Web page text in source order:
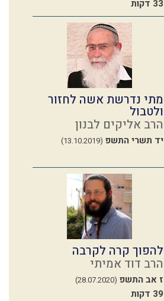
33 דקות
מתי נדרשת אשה לחזור
ולטבול
הרב אליקים לבנון
יד תשרי התשפ (13.10.2019)
להפוך קרה לקרבה
הרב דוד אמיתי
ז אב התשפ (28.07.2020)
39 דקות